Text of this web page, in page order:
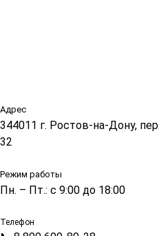
Адрес
344011 г. Ростов-на-Дону,
32
Режим работы
Пн. – Пт.: с 9:00 до 18:00
Телефон